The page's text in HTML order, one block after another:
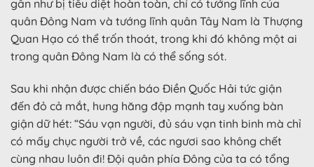
gần như bị tiêu diệt hoàn toàn, chỉ có tướng lĩnh của
quân Đông Nam và tướng lĩnh quân Tây Nam là Thượng
Quan Hạo có thể trốn thoát, trong khi đó không một ai
trong quân Đông Nam là có thể sống sót.
Sau khi nhận được chiến báo Điền Quốc Hải tức giận
đến đỏ cả mắt, hung hăng đập mạnh tay xuống bàn
giận dữ hét: “Sáu vạn người, đủ sáu vạn tinh binh mà chỉ
có mấy chục người trở về, các ngươi sao không chết
cùng nhau luôn đi! Đội quân phía Đông của ta có tổng